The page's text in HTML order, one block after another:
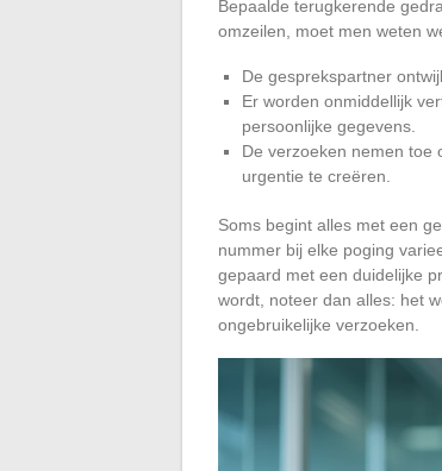
Bepaalde terugkerende
omzeilen, moet men weten
De gesprekspartner
Er worden onmiddellijk
persoonlijke gegevens.
De verzoeken nemen toe
urgentie te creëren.
Soms begint alles met een
nummer bij elke poging
gepaard met een duidelijke
wordt, noteer dan alles: het
ongebruikelijke verzoeken.